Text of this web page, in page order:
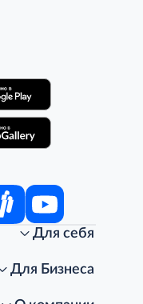
Для себя
Для Бизнеса